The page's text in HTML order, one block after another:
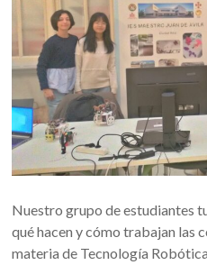
Nuestro grupo de estudiantes
qué hacen y cómo trabajan las
materia de Tecnología